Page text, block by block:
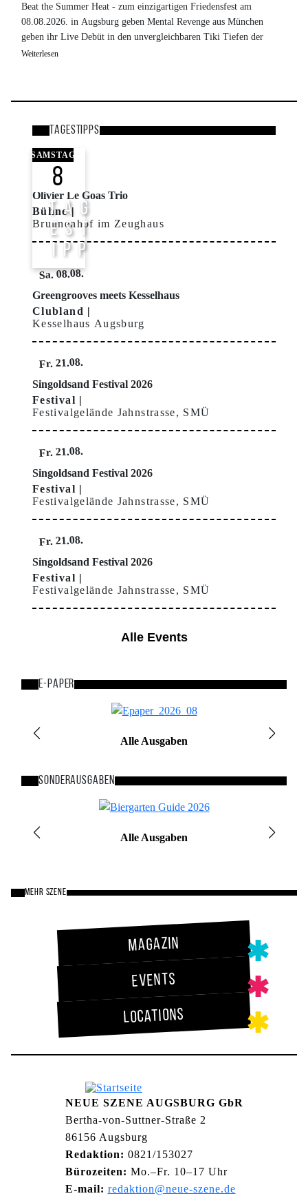
Beat the Summer Heat - zum einzigartigen Friedensfest am
08.08.2026. in Augsburg geben Mental Revenge aus München
geben ihr Live Debüt in den unvergleichbaren Tiki Tiefen der
Haifischbar:
Kontrabass und Shuffle-Rhythmen, die direkt in die Beine gehen.
Weiterlesen
Tagestipps
Bild
SAMSTAG
8
T A G
E S T
I P P
Olivier Le Goas Trio
Bühne
Brunnenhof im Zeughaus
Sa. 08.08.
Greengrooves meets Kesselhaus
Clubland
Kesselhaus Augsburg
Fr. 21.08.
Singoldsand Festival 2026
Festival
Festivalgelände Jahnstrasse, SMÜ
Fr. 21.08.
Singoldsand Festival 2026
Festival
Festivalgelände Jahnstrasse, SMÜ
Fr. 21.08.
Singoldsand Festival 2026
Festival
Festivalgelände Jahnstrasse, SMÜ
Alle Events
E-Paper
Bild
Alle Ausgaben
Sonderausgaben
Bild
Alle Ausgaben
MEHR SZENE
Magazin
Events
Locations
NEUE SZENE AUGSBURG GbR
Bertha-von-Suttner-Straße 2
86156 Augsburg
Redaktion: 0821/153027
Bürozeiten: Mo.–Fr. 10–17 Uhr
E-mail: redaktion@neue-szene.de